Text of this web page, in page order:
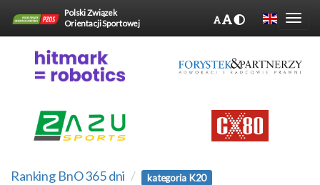
Polski Związek
Orientacji Sportowej
Ranking BnO 365 dni kategoria K20